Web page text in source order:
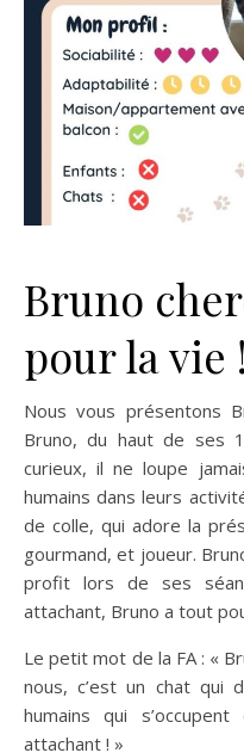
Bruno
pour la vie !
Nous vous présentons Bruno, un jeune chat rayonnant.
Bruno, du haut de ses
curieux, il ne loupe
humains dans leurs
de colle, qui adore la
gourmand, et joueur.
profit lors de ses
attachant, Bruno a tout
Le petit mot de la FA : «
nous, c’est un chat qui
humains qui
attachant ! »